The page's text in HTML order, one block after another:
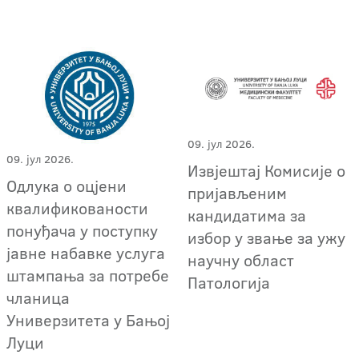
09. јул 2026.
Одлука о оцјени
квалификованости
понуђача у поступку
јавне набавке услуга
штампања за потребе
чланица
Универзитета у Бањој
Луци
09. јул 2026.
Извјештај Комисије о
пријављеним
кандидатима за
избор у звање за ужу
научну област
Патологија